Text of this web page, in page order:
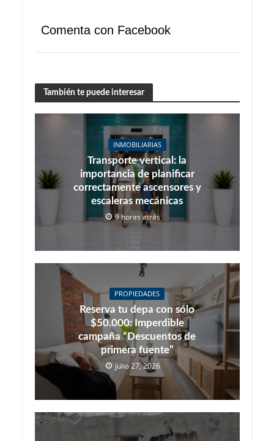
Comenta con Facebook
También te puede interesar
INMOBILIARIAS
Transporte vertical: la
importancia de planificar
correctamente ascensores y
escaleras mecánicas
9 horas atrás
PROPIEDADES
Reserva tu depa con sólo
$50.000: Imperdible
campaña “Descuentos de
primera fuente”
julio 27, 2026